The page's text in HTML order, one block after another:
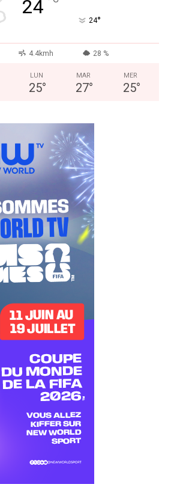
24
24°
4.4kmh 28 %
LUN
25°
MAR
27°
MER
25°